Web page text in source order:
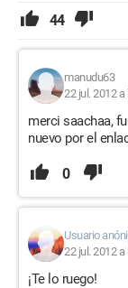
44
manudu63
22 jul. 2012 a
merci saachaa,
nuevo por el
0
Usuario
22 jul. 2012 a
¡Te lo ruego!